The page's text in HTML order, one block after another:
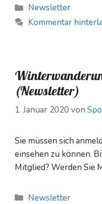
Kategorien
Newsletter
Kommentar
(Newsletter)
1. Januar 2020 von
Sie müssen sich
einsehen zu können.
Mitglied? Werden Sie
Kategorien
Newsletter